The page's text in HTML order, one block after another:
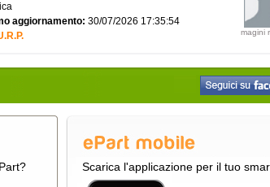
aggiornamento: 30/07/2026 17:35:54
magini
Scarica l'applicazione per il tuo